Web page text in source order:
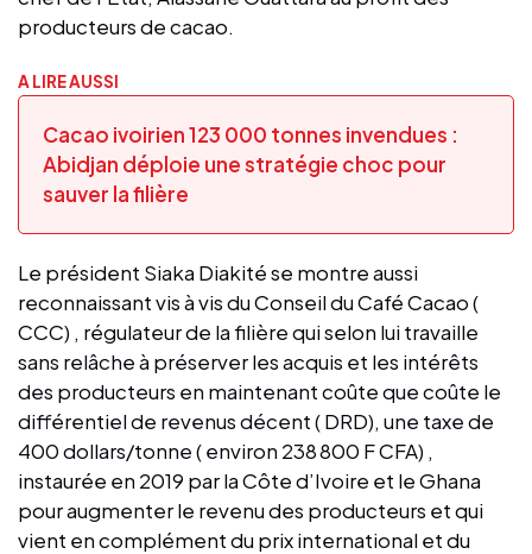
producteurs de cacao.
A LIRE AUSSI
Cacao ivoirien 123 000 tonnes invendues :
Abidjan déploie une stratégie choc pour
sauver la filière
Le président Siaka Diakité se montre aussi
reconnaissant vis à vis du Conseil du Café Cacao (
CCC) , régulateur de la filière qui selon lui travaille
sans relâche à préserver les acquis et les intérêts
des producteurs en maintenant coûte que coûte le
différentiel de revenus décent ( DRD), une taxe de
400 dollars/tonne ( environ 238 800 F CFA) ,
instaurée en 2019 par la Côte d’Ivoire et le Ghana
pour augmenter le revenu des producteurs et qui
vient en complément du prix international et du